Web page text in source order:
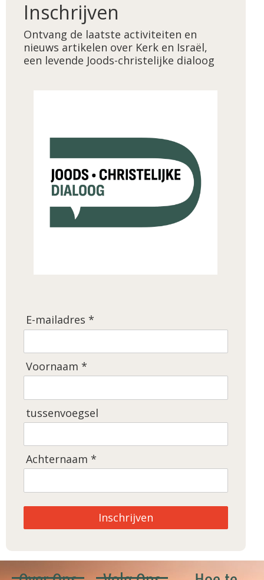
Inschrijven
Ontvang de laatste activiteiten en
nieuws artikelen over Kerk en Israël,
een levende Joods-christelijke dialoog
E-mailadres *
Voornaam *
tussenvoegsel
Achternaam *
Inschrijven